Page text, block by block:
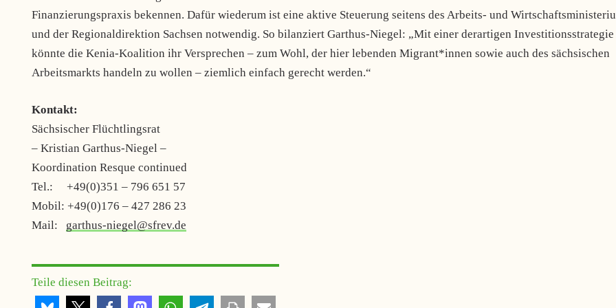
Finanzierungspraxis bekennen. Dafür wiederum ist eine aktive Steuerung seitens des Arbeits- und
und der Regionaldirektion Sachsen notwendig. So bilanziert Garthus-Niegel: „Mit einer derartigen Investitionsstrategie
könnte die Kenia-Koalition ihr Versprechen – zum Wohl, der hier lebenden Migrant*innen sowie auch des sächsischen
Arbeitsmarkts handeln zu wollen – ziemlich einfach gerecht werden.“
Kontakt:
Sächsischer Flüchtlingsrat
– Kristian Garthus-Niegel –
Koordination Resque continued
Tel.: +49(0)351 – 796 651 57
Mobil: +49(0)176 – 427 286 23
Mail: garthus-niegel@sfrev.de
Teile diesen Beitrag: